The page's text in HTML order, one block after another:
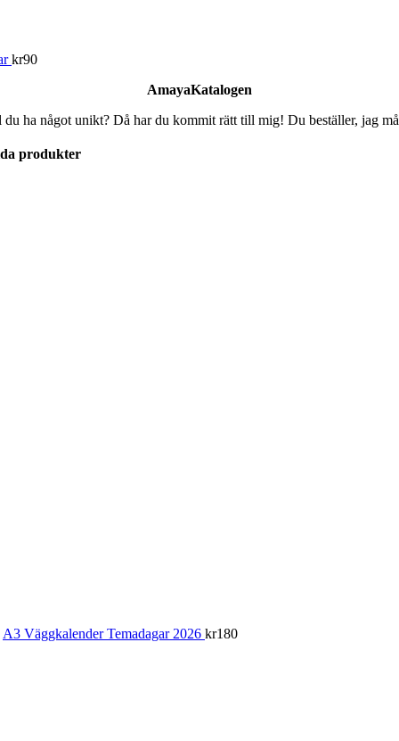
kr90
AmayaKatalogen
ha något unikt? Då har du kommit rätt till mig! Du beställer, jag
produkter
A3 Väggkalender Temadagar 2026 kr180